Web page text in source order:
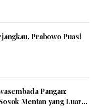
Prabowo Puas!
Pangan:
Mentan yang Luar